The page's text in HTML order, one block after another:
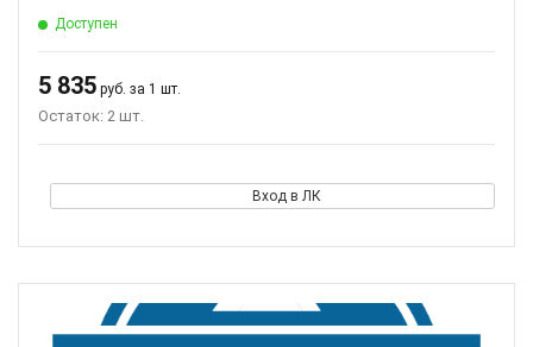
Доступен
5 835 руб. за 1 шт.
Остаток: 2 шт.
Вход в ЛК